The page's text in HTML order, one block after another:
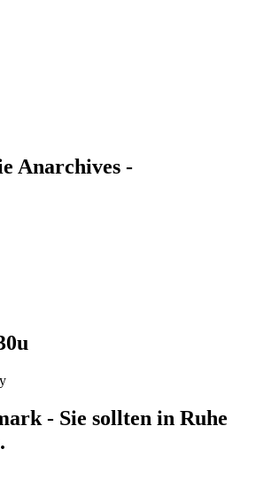
Anarchives -
- Sie sollten in Ruhe